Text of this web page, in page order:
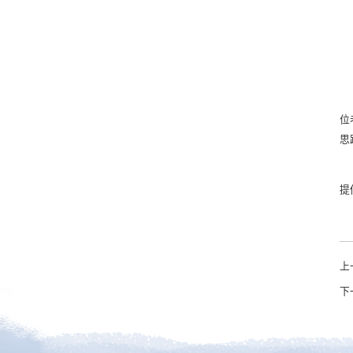
位
思
提
下